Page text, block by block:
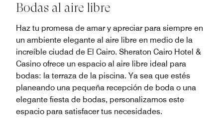
Bodas al aire libre
Haz tu promesa de amar y apreciar para siempre en
un ambiente elegante al aire libre en medio de la
increíble ciudad de El Cairo. Sheraton Cairo Hotel &
Casino ofrece un espacio al aire libre ideal para
bodas: la terraza de la piscina. Ya sea que estés
planeando una pequeña recepción de boda o una
elegante fiesta de bodas, personalizamos este
espacio para satisfacer tus necesidades.